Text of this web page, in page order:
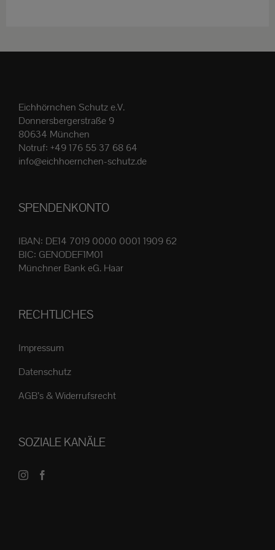
können
auf
der
Produktseite
Eichhörnchen Schutz e.V.
Donnersbergerstraße 9
80634 München
Notruf: +49 176 55 37 68 64
info@eichhoernchen-schutz.de
SPENDENKONTO
IBAN: DE14 7019 0000 0001 1909 62
BIC: GENODEF1M01
Münchner Bank eG. Haar
RECHTLICHES
Impressum
Datenschutz
AGB’s & Widerrufsrecht
SOZIALE KANÄLE